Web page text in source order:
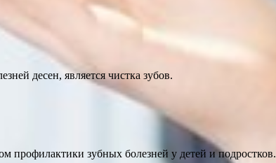
десен, является чистка зубов.
профилактики зубных болезней у детей и подростков.